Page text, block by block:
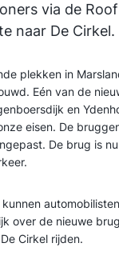
via de
naar De Cirkel.
plekken in
Eén van de
en
eisen. De
De brug is
kunnen
over de nieuwe
Cirkel rijden.